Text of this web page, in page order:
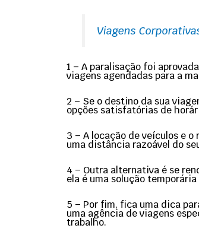
Viagens
1 – A paralisação foi
viagens agendadas para a
2 – Se o destino da sua
opções satisfatórias de
3 – A locação de veículos e
uma distância razoável do
4 – Outra alternativa é se
ela é uma solução
5 – Por fim, fica uma dica
uma agência de viagens
trabalho.